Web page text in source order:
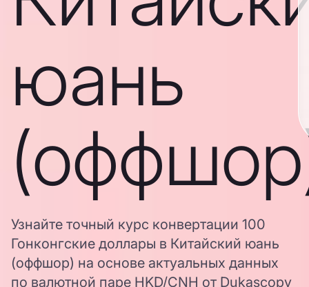
юань
Узнайте точный курс конвертации 100
Гонконгские доллары в Китайский юань
(оффшор) на основе актуальных данных
по валютной паре HKD/CNH от Dukascopy